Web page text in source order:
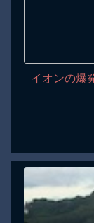
イオンの爆